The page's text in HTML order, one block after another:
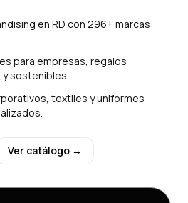
en RD con 296+ marcas
para empresas, regalos
sostenibles.
textiles y uniformes
Ver catálogo →